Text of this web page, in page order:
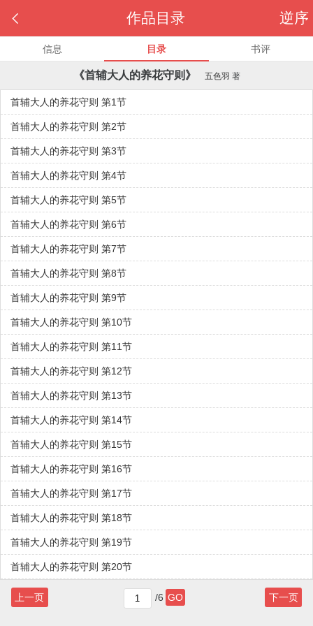
 逆序
作品目录
信息 目录 书评
《首辅大人的养花守则》 五色羽 著
首辅大人的养花守则 第1节
首辅大人的养花守则 第2节
首辅大人的养花守则 第3节
首辅大人的养花守则 第4节
首辅大人的养花守则 第5节
首辅大人的养花守则 第6节
首辅大人的养花守则 第7节
首辅大人的养花守则 第8节
首辅大人的养花守则 第9节
首辅大人的养花守则 第10节
首辅大人的养花守则 第11节
首辅大人的养花守则 第12节
首辅大人的养花守则 第13节
首辅大人的养花守则 第14节
首辅大人的养花守则 第15节
首辅大人的养花守则 第16节
首辅大人的养花守则 第17节
首辅大人的养花守则 第18节
首辅大人的养花守则 第19节
首辅大人的养花守则 第20节
上一页 /6 GO 下一页